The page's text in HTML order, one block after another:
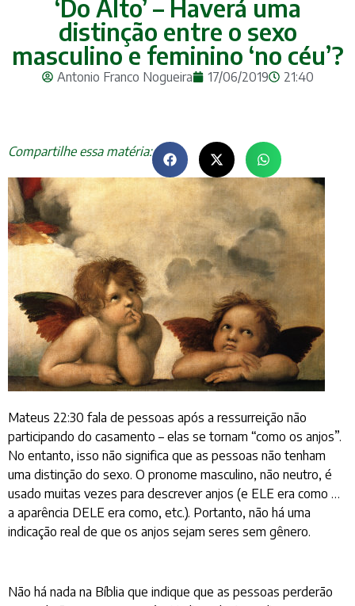
‘Do Alto’ – Haverá uma
distinção entre o sexo
masculino e feminino ‘no céu’?
Antonio Franco Nogueira 17/06/2019 21:40
Compartilhe essa matéria:
Mateus 22:30 fala de pessoas após a ressurreição não
participando do casamento – elas se tornam “como os anjos”.
No entanto, isso não significa que as pessoas não tenham
uma distinção do sexo. O pronome masculino, não neutro, é
usado muitas vezes para descrever anjos (e ELE era como …
a aparência DELE era como, etc.). Portanto, não há uma
indicação real de que os anjos sejam seres sem gênero.
Não há nada na Bíblia que indique que as pessoas perderão